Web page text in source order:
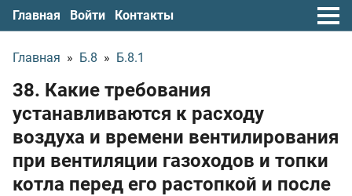
Главная Войти Контакты
Главная » Б.8 » Б.8.1
38. Какие требования
устанавливаются к расходу
воздуха и времени вентилирования
при вентиляции газоходов и топки
котла перед его растопкой и после